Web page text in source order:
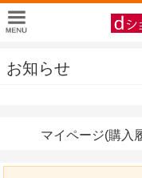
お知らせ
マイページ(購入